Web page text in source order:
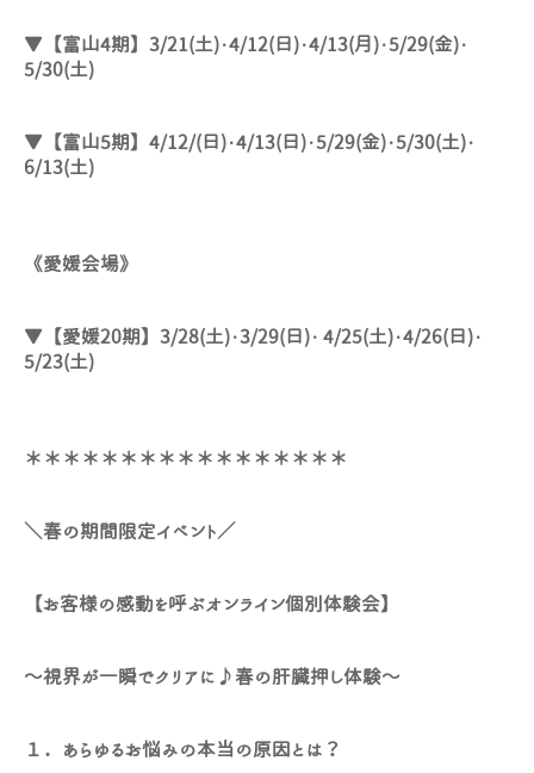
▼【富山4期】3/21(土)・4/12(日)・4/13(月)・5/29(金)・
5/30(土)
▼【富山5期】4/12/(日)・4/13(日)・5/29(金)・5/30(土)・
6/13(土)
《愛媛会場》
▼【愛媛20期】3/28(土)・3/29(日)・ 4/25(土)・4/26(日)・
5/23(土)
＊＊＊＊＊＊＊＊＊＊＊＊＊＊＊＊＊
＼春の期間限定イベント／
【お客様の感動を呼ぶオンライン個別体験会】
～視界が一瞬でクリアに♪春の肝臓押し体験～
１．あらゆるお悩みの本当の原因とは？